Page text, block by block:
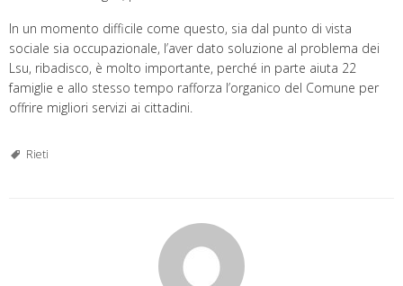
In un momento difficile come questo, sia dal punto di vista
sociale sia occupazionale, l’aver dato soluzione al problema dei
Lsu, ribadisco, è molto importante, perché in parte aiuta 22
famiglie e allo stesso tempo rafforza l’organico del Comune per
offrire migliori servizi ai cittadini.
Rieti